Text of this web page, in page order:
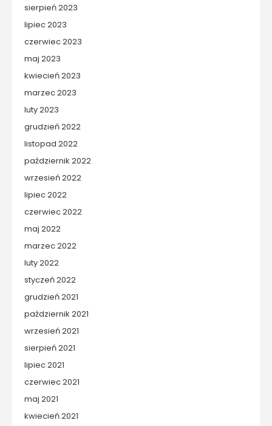
sierpień 2023
lipiec 2023
czerwiec 2023
maj 2023
kwiecień 2023
marzec 2023
luty 2023
grudzień 2022
listopad 2022
październik 2022
wrzesień 2022
lipiec 2022
czerwiec 2022
maj 2022
marzec 2022
luty 2022
styczeń 2022
grudzień 2021
październik 2021
wrzesień 2021
sierpień 2021
lipiec 2021
czerwiec 2021
maj 2021
kwiecień 2021